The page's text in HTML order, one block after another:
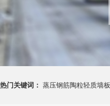
热门关键词： 蒸压钢筋陶粒轻质墙板